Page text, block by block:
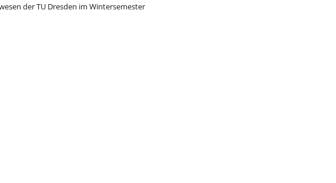
der TU Dresden im Wintersemester